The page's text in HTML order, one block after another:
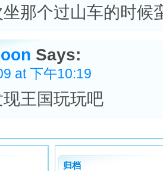
那个过山车的时候
Says:
at 下午10:19
王国玩玩吧
归档